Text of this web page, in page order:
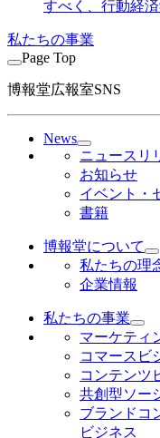
すべく、行動経
私たちの事業
Page Top
博報堂広報室SNS
News
ニュースリ
お知らせ
イベント・
書籍
博報堂について
私たちの理
企業情報
私たちの事業
マーケティ
コマースビ
コンテンツ
共創型ソー
ブランドコ
ビジネス